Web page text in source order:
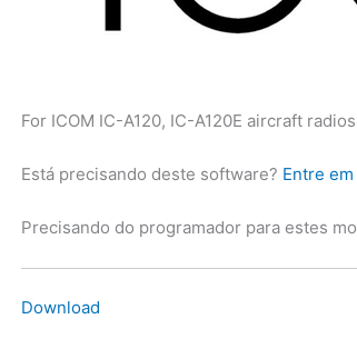
For ICOM IC-A120, IC-A120E aircraft
Está precisando deste software? Entre
Precisando do programador para estes
Download